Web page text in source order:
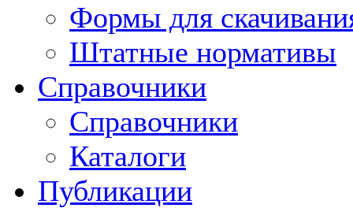
Формы для
Штатные нормативы
Справочники
Справочники
Каталоги
Публикации